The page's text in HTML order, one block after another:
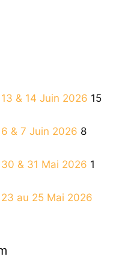
& 14 Juin 2026 15
& 7 Juin 2026 8
& 31 Mai 2026 1
au 25 Mai 2026